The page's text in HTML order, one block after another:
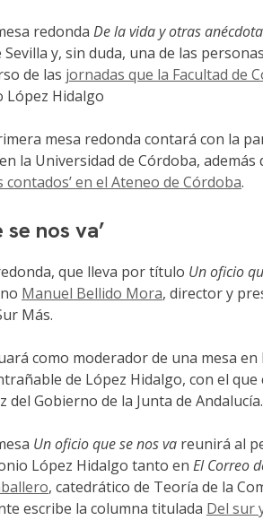
redonda De la vida y otras
Sevilla y, sin duda, una de las
de las jornadas que la Facultad de
López Hidalgo
mesa redonda contará con la
la Universidad de Córdoba,
contados’ en el Ateneo de Córdoba.
se nos va’
que lleva por título Un oficio
Manuel Bellido Mora, director y
Más.
como moderador de una mesa
de López Hidalgo, con el
del Gobierno de la Junta de Andalucía.
Un oficio que se nos va reunirá al
López Hidalgo tanto en El Correo
, catedrático de Teoría de la
escribe la columna titulada Del sur